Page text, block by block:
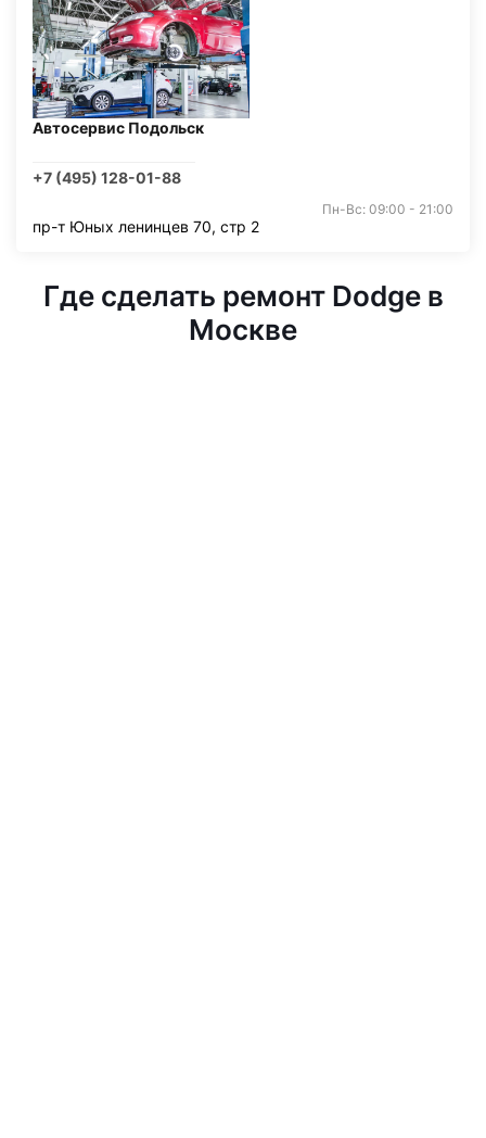
Автосервис Подольск
+7 (495) 128-01-88
Пн-Вс: 09:00 - 21:00
пр-т Юных ленинцев 70, стр 2
Где сделать ремонт Dodge в
Москве